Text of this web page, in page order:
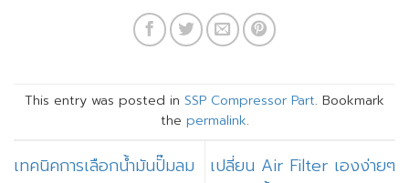
This entry was posted in SSP Compressor Part. Bookmark
the permalink.
เทคนิคการเลือกน้ำมันปั๊มลม
เปลี่ยน Air Filter เองง่ายๆ